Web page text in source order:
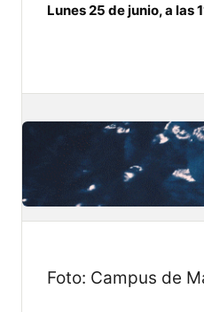
Lunes 25 de junio, a las
Foto: Campus de